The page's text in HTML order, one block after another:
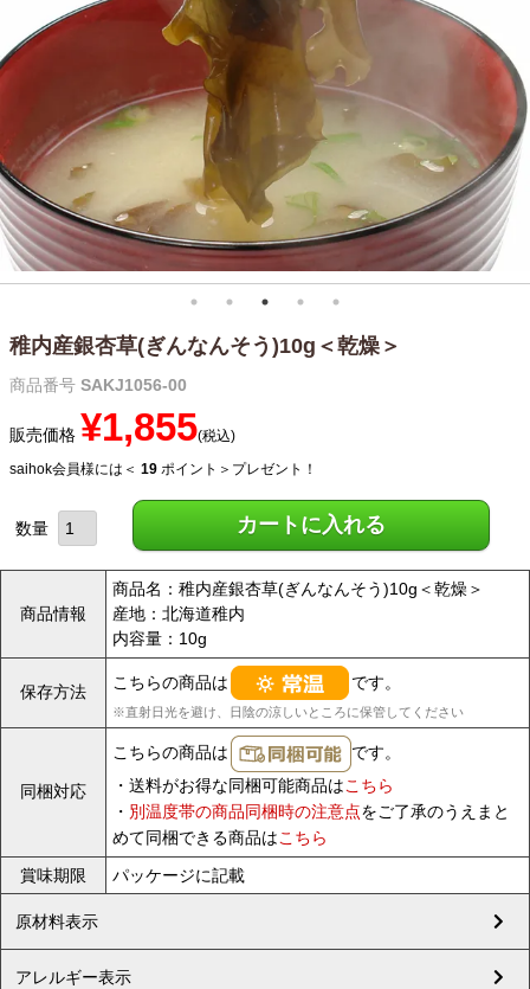
稚内産銀杏草(ぎんなんそう)10g＜乾燥＞
商品番号 SAKJ1056-00
販売価格 ¥1,855 税込
saihok会員様には＜ 19 ポイント＞プレゼント！
カートに入れる
商品情報
商品名：稚内産銀杏草(ぎんなんそう)10g＜乾燥＞
産地：北海道稚内
内容量：10g
保存方法
こちらの商品は です。
※直射日光を避け、日陰の涼しいところに保管してください
同梱対応
こちらの商品は
です。
・送料がお得な同梱可能商品はこちら
・ 別温度帯の商品同梱時の注意点をご了承のうえまと
めて同梱できる商品はこちら
賞味期限
パッケージに記載
原材料表示
アレルギー表示